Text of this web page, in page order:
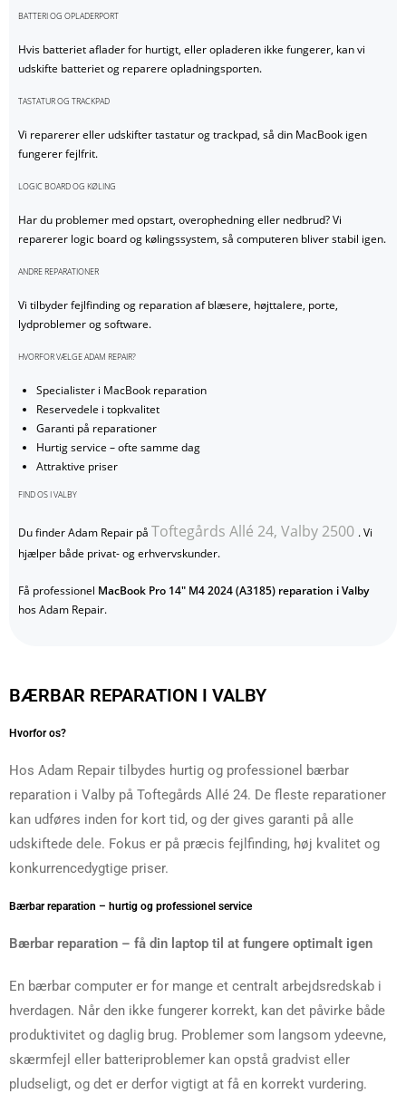
BATTERI OG OPLADERPORT
Hvis batteriet aflader for hurtigt, eller opladeren ikke fungerer, kan vi
udskifte batteriet og reparere opladningsporten.
TASTATUR OG TRACKPAD
Vi reparerer eller udskifter tastatur og trackpad, så din MacBook igen
fungerer fejlfrit.
LOGIC BOARD OG KØLING
Har du problemer med opstart, overophedning eller nedbrud? Vi
reparerer logic board og kølingssystem, så computeren bliver stabil igen.
ANDRE REPARATIONER
Vi tilbyder fejlfinding og reparation af blæsere, højttalere, porte,
lydproblemer og software.
HVORFOR VÆLGE ADAM REPAIR?
Specialister i MacBook reparation
Reservedele i topkvalitet
Garanti på reparationer
Hurtig service – ofte samme dag
Attraktive priser
FIND OS I VALBY
Du finder Adam Repair på Toftegårds Allé 24, Valby 2500 . Vi
hjælper både privat- og erhvervskunder.
Få professionel MacBook Pro 14" M4 2024 (A3185) reparation i Valby
hos Adam Repair.
BÆRBAR REPARATION I VALBY
Hvorfor os?
Hos Adam Repair tilbydes hurtig og professionel bærbar
reparation i Valby på Toftegårds Allé 24. De fleste reparationer
kan udføres inden for kort tid, og der gives garanti på alle
udskiftede dele. Fokus er på præcis fejlfinding, høj kvalitet og
konkurrencedygtige priser.
Bærbar reparation – hurtig og professionel service
Bærbar reparation – få din laptop til at fungere optimalt igen
En bærbar computer er for mange et centralt arbejdsredskab i
hverdagen. Når den ikke fungerer korrekt, kan det påvirke både
produktivitet og daglig brug. Problemer som langsom ydeevne,
skærmfejl eller batteriproblemer kan opstå gradvist eller
pludseligt, og det er derfor vigtigt at få en korrekt vurdering.